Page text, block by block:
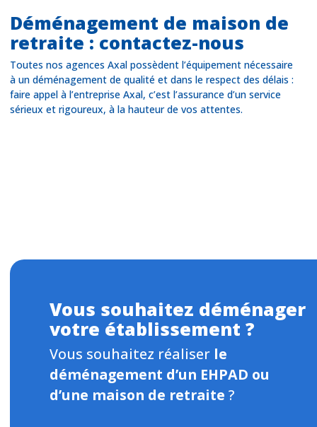
Déménagement de maison de
retraite : contactez-nous
Toutes nos agences Axal possèdent l’équipement nécessaire
à un déménagement de qualité et dans le respect des délais :
faire appel à l’entreprise Axal, c’est l’assurance d’un service
sérieux et rigoureux, à la hauteur de vos attentes.
Vous souhaitez déménager
votre établissement ?
Vous souhaitez réaliser le
déménagement d’un EHPAD ou
d’une maison de retraite ?